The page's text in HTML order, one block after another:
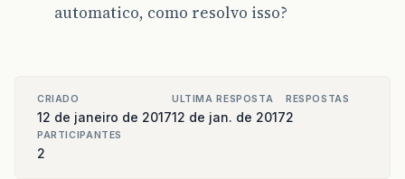
automatico, como resolvo isso?
CRIADO
12 de janeiro de 2017
ULTIMA RESPOSTA
12 de jan. de 2017
RESPOSTAS
2
PARTICIPANTES
2